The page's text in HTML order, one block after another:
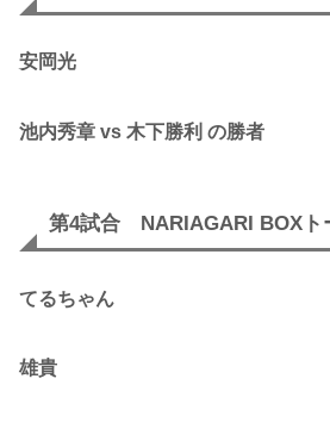
安岡光
池内秀章 vs 木下勝利 の勝者
第4試合 NARIAGARI BOXト
てるちゃん
雄貴